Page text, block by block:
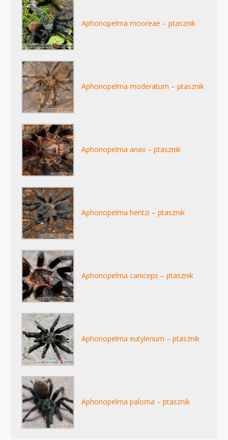
Aphonopelma mooreae – ptasznik
Aphonopelma moderatum – ptasznik
Aphonopelma anax – ptasznik
Aphonopelma hentzi – ptasznik
Aphonopelma caniceps – ptasznik
Aphonopelma eutylenum – ptasznik
Aphonopelma paloma – ptasznik